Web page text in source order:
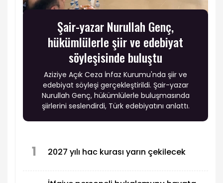
Şair-yazar Nurullah Genç,
hükümlülerle şiir ve edebiyat
söyleşisinde buluştu
Aziziye Açık Ceza İnfaz Kurumu'nda şiir ve
edebiyat söyleşi gerçekleştirildi. Şair-yazar
Nurullah Genç, hükümlülerle buluşmasında
şiirlerini seslendirdi, Türk edebiyatını anlattı.
1 2027 yılı hac kurası yarın çekilecek